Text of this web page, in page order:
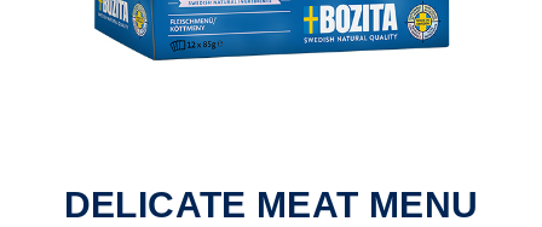
DELICATE MEAT MENU